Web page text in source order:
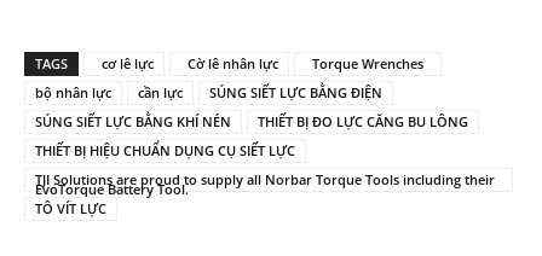
TAGS cơ lê lực Cờ lê nhân lực
Torque Wrenches
bộ nhân lực
cần lực
SÚNG SIẾT LỰC BẰNG ĐIỆN
SÚNG SIẾT LỰC BẰNG KHÍ NÉN
THIẾT BỊ ĐO LỰC CĂNG BU LÔNG
THIẾT BỊ HIỆU CHUẨN DỤNG CỤ SIẾT LỰC
TJI Solutions are proud to supply all Norbar Torque Tools including their
EvoTorque Battery Tool.
TÔ VÍT LỰC